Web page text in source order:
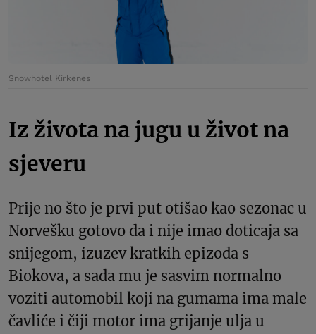
Snowhotel Kirkenes
Iz života na jugu u život na
sjeveru
Prije no što je prvi put otišao kao sezonac u
Norvešku gotovo da i nije imao doticaja sa
snijegom, izuzev kratkih epizoda s
Biokova, a sada mu je sasvim normalno
voziti automobil koji na gumama ima male
čavliće i čiji motor ima grijanje ulja u